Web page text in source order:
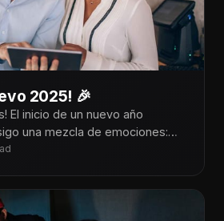
2025! 🎉
El inicio de un nuevo año
una mezcla de emociones:
del año